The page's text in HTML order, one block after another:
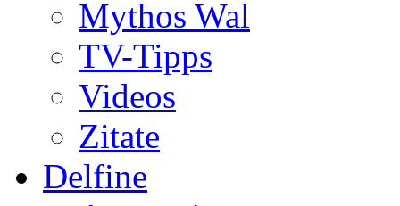
Mythos Wal
TV-Tipps
Videos
Zitate
Delfine